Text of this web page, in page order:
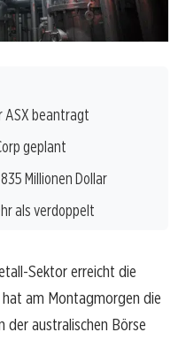
ASX beantragt
geplant
Millionen Dollar
als verdoppelt
Sektor erreicht die
am Montagmorgen die
der australischen Börse